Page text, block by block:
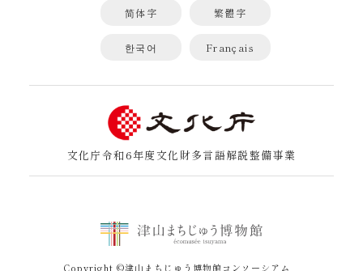
简体字 繁體字
한국어 Français
文化庁令和6年度文化財多言語解説整備事業
Copyright ©津山まちじゅう博物館コンソーシアム